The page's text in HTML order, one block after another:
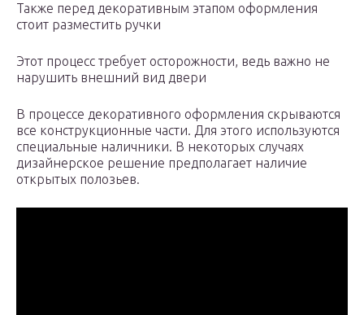
Также перед декоративным этапом оформления
стоит разместить ручки
Этот процесс требует осторожности, ведь важно не
нарушить внешний вид двери
В процессе декоративного оформления скрываются
все конструкционные части. Для этого используются
специальные наличники. В некоторых случаях
дизайнерское решение предполагает наличие
открытых полозьев.